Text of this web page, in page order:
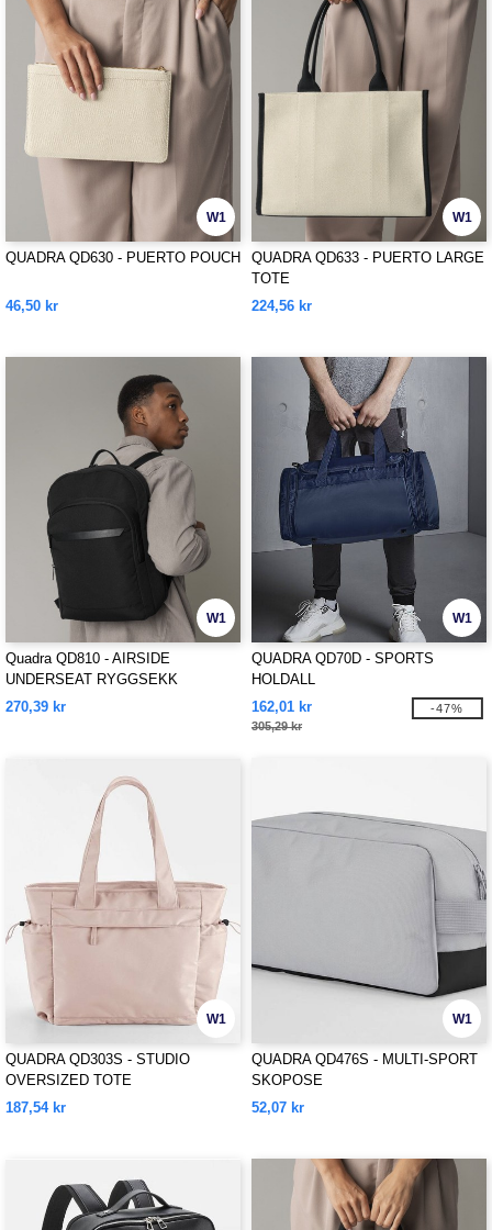
W1
QUADRA QD630 - PUERTO POUCH
46,50 kr
W1
QUADRA QD633 - PUERTO LARGE
TOTE
224,56 kr
W1
Quadra QD810 - AIRSIDE
UNDERSEAT RYGGSEKK
270,39 kr
W1
QUADRA QD70D - SPORTS
HOLDALL
162,01 kr
305,29 kr
-47%
W1
QUADRA QD303S - STUDIO
OVERSIZED TOTE
187,54 kr
W1
QUADRA QD476S - MULTI-SPORT
SKOPOSE
52,07 kr